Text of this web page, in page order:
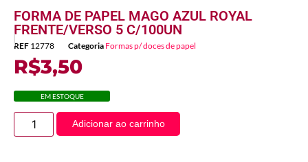
FORMA DE PAPEL MAGO AZUL ROYAL
FRENTE/VERSO 5 C/100UN
REF 12778 Categoria Formas p/ doces de papel
R$3,50
EM ESTOQUE
Adicionar ao carrinho